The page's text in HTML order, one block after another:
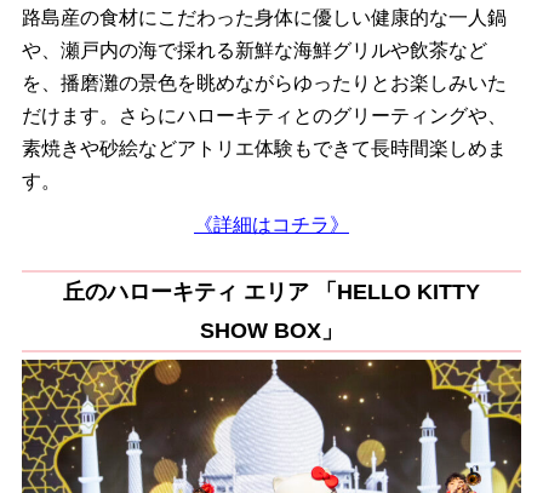
路島産の食材にこだわった身体に優しい健康的な一人鍋
や、瀬戸内の海で採れる新鮮な海鮮グリルや飲茶など
を、播磨灘の景色を眺めながらゆったりとお楽しみいた
だけます。さらにハローキティとのグリーティングや、
素焼きや砂絵などアトリエ体験もできて長時間楽しめま
す。
《詳細はコチラ》
丘のハローキティ エリア 「HELLO KITTY
SHOW BOX」